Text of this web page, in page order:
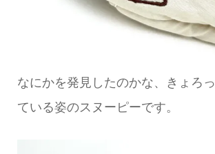
なにかを発見したのかな、きょろ
ている姿のスヌーピーです。